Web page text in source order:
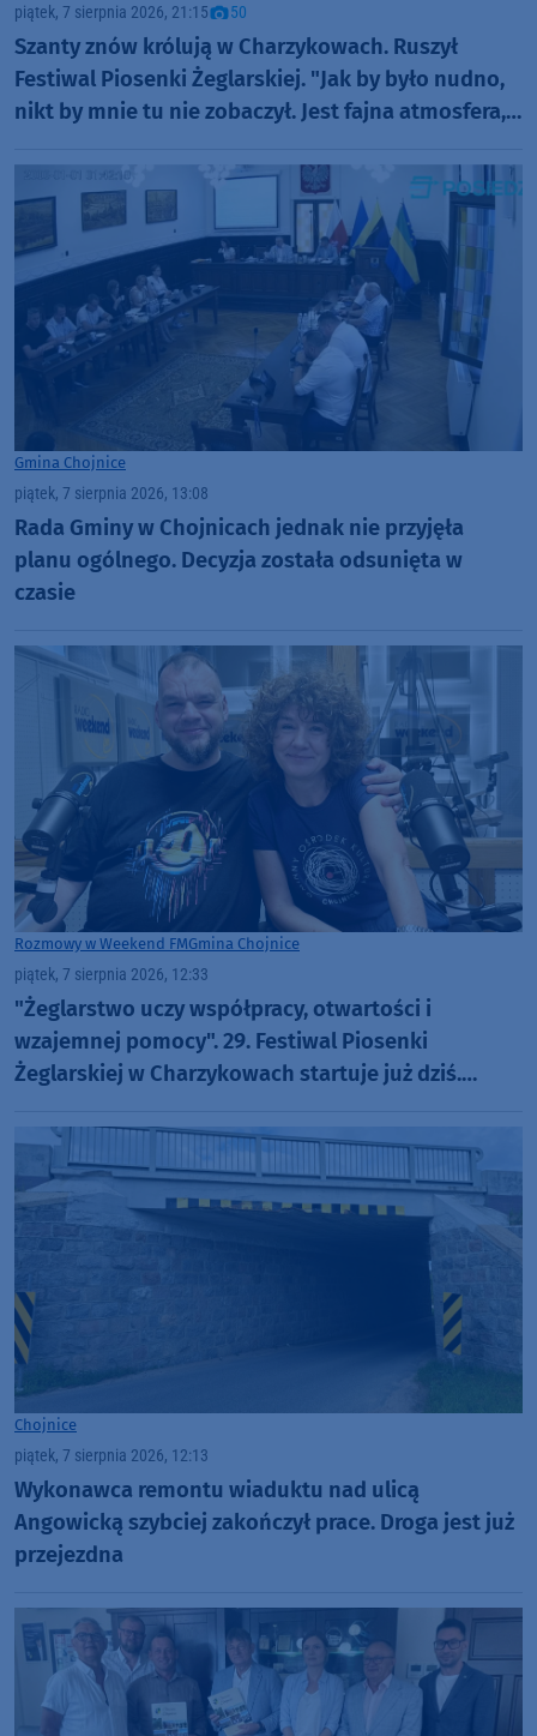
piątek, 7 sierpnia 2026, 21:15 50
Szanty znów królują w Charzykowach. Ruszył
Festiwal Piosenki Żeglarskiej. "Jak by było nudno,
nikt by mnie tu nie zobaczył. Jest fajna atmosfera,
Gmina Chojnice
piątek, 7 sierpnia 2026, 13:08
Rada Gminy w Chojnicach jednak nie przyjęła
planu ogólnego. Decyzja została odsunięta w
czasie
Rozmowy w Weekend FMGmina Chojnice
piątek, 7 sierpnia 2026, 12:33
"Żeglarstwo uczy współpracy, otwartości i
wzajemnej pomocy". 29. Festiwal Piosenki
Żeglarskiej w Charzykowach startuje już dziś.
Chojnice
piątek, 7 sierpnia 2026, 12:13
Wykonawca remontu wiaduktu nad ulicą
Angowicką szybciej zakończył prace. Droga jest już
przejezdna